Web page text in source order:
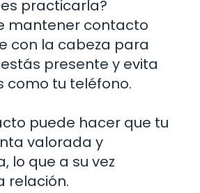
practicarla?
mantener contacto
con la cabeza para
presente y evita
como tu teléfono.
puede hacer que tu
valorada y
lo que a su vez
relación.